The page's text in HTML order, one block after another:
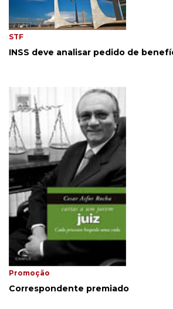
STF
INSS deve analisar pedido de
Promoção
Correspondente premiado